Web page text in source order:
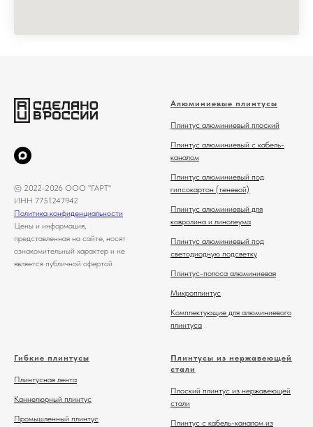
© 2022-2026 ООО "ГАРТ"
ИНН 7751247942
Политика конфиденциальности
Цены и информация,
представленная на сайте, носят
ознакомительный характер и не
является публичной офертой
Алюминиевые плинтусы
Плинтус алюминиевый плоский
Плинтус алюминиевый с кабель-
каналом
Плинтус алюминиевый под
гипсокартон (теневой)
Плинтус алюминиевый для
ковролина и линолеума
Плинтус алюминиевый под
светодиодную подсветку
Плинтус-полоса алюминиевая
Микроплинтус
Комплектующие для алюминиевого
плинтуса
Гибкие плинтусы
Плинтусная лента
Каннелюрный плинтус
Промышленный плинтус
Плинтусы из нержавеющей
стали
Плоский плинтус из нержавеющей
стали
Плинтус с кабель-каналом из